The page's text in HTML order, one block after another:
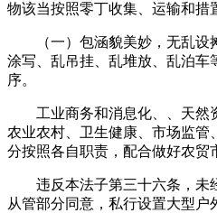
物该当按照零丁收集、运输和措
（一）包涵貌美妙，无乱设
涂写、乱吊挂、乱堆放、乱泊车
序。
工业商务和消息化、、天然资
农业农村、卫生健康、市场监管
分按照各自职责，配合做好农贸
违反本法子第三十六条，未
从管部分同意，私行设置大型